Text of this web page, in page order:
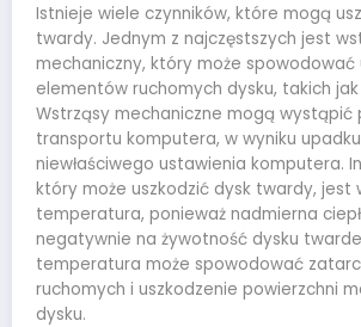
Istnieje wiele czynników, które mogą
twardy. Jednym z najczęstszych jest
mechaniczny, który może spowodować
elementów ruchomych dysku, takich jak
Wstrząsy mechaniczne mogą wystąpić
transportu komputera, w wyniku
niewłaściwego ustawienia komputera.
który może uszkodzić dysk twardy, jest
temperatura, ponieważ nadmierna
negatywnie na żywotność dysku
temperatura może spowodować
ruchomych i uszkodzenie powierzchni
dysku.